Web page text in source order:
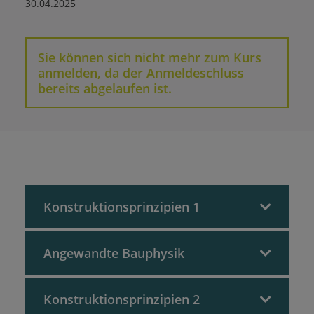
30.04.2025
Sie können sich nicht mehr zum Kurs
anmelden, da der Anmeldeschluss
bereits abgelaufen ist.
Konstruktionsprinzipien 1
Effizienz der Gebäudehülle
Allgemeine Anforderungen an ein
Angewandte Bauphysik
Konstruktionsprinzipien 2